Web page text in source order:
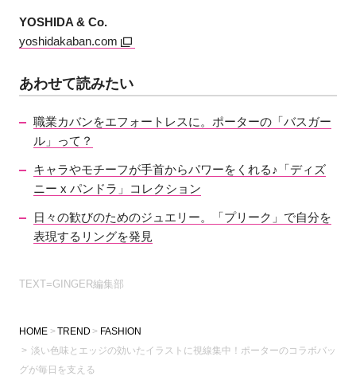
YOSHIDA & Co.
yoshidakaban.com
あわせて読みたい
職業カバンをエフォートレスに。ポーターの「バスガー
ル」って？
キャラやモチーフが手首からパワーをくれる♪「ディズ
ニー x パンドラ」コレクション
日々の歓びのためのジュエリー。「プリーク」で自分を
表現するリングを発見
TEXT=GINGER編集部
HOME TREND
FASHION
淡い色味とエッジの効いたイラストに視線集中！ポーターのコラボバッ
グが毎日を支える